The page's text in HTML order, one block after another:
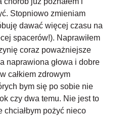
Stopniowo zmieniam
dawać więcej czasu na
spacerów!). Naprawiłem
coraz poważniejsze
naprawiona głowa i dobre
całkiem zdrowym
bym się po sobie nie
czy dwa temu. Nie jest to
chciałbym pożyć nieco